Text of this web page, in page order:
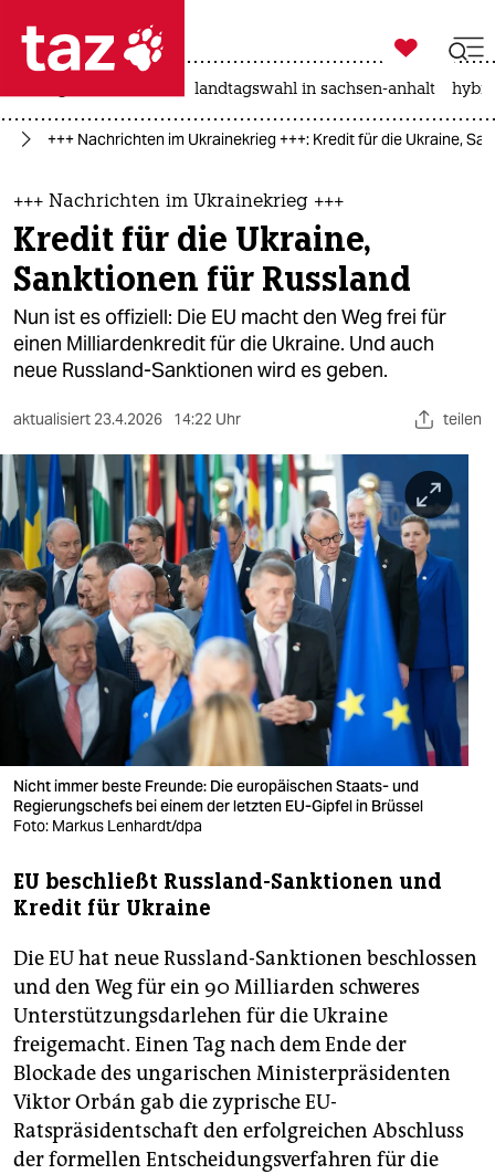
 taz zahl ich
taz zahl ich
themen
politik
öko
gesellschaft
sport
berlin
nord
wahrheit
verlag
verlag
veranstaltungen
shop
fragen & hilfe
abo
genossenschaft
epaper login

taz zahl ich
landtagswahl in sachsen-anhalt
+++ Nachrichten im Ukrainekrieg +++: Kredit für die Ukraine,
+++ Nachrichten im Ukrainekrieg +++
Kredit für die Ukraine,
Sanktionen für Russland
Nun ist es offiziell: Die EU macht den Weg frei für
einen Milliardenkredit für die Ukraine. Und auch
neue Russland-Sanktionen wird es geben.
aktualisiert 23.4.2026 14:22 Uhr teilen
Nicht immer beste Freunde: Die europäischen Staats- und
Regierungschefs bei einem der letzten EU-Gipfel in Brüssel
Foto: Markus Lenhardt/dpa
EU beschließt Russland-Sanktionen und
Kredit für Ukraine
Die EU hat neue Russland-Sanktionen beschlossen
und den Weg für ein 90 Milliarden schweres
Unterstützungsdarlehen für die Ukraine
freigemacht. Einen Tag nach dem Ende der
Blockade des ungarischen Ministerpräsidenten
Viktor Orbán gab die zyprische EU-
Ratspräsidentschaft den erfolgreichen Abschluss
der formellen Entscheidungsverfahren für die